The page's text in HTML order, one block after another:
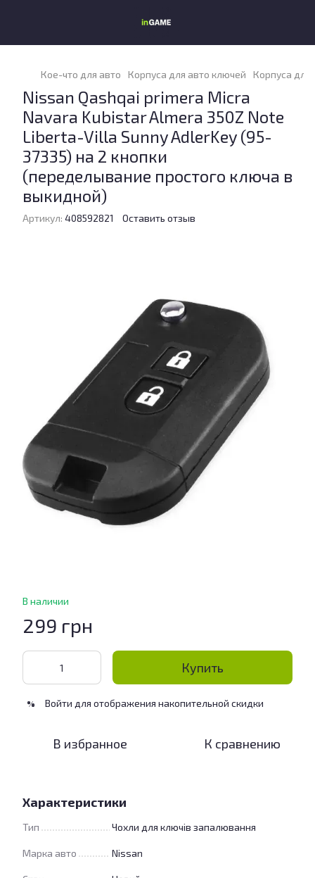
Кое-что для авто Корпуса для авто ключей Корпуса для
Nissan Qashqai primera Micra
Navara Kubistar Almera 350Z Note
Liberta-Villa Sunny AdlerKey (95-
37335) на 2 кнопки
(переделывание простого ключа в
выкидной)
Артикул: 408592821 Оставить отзыв
В наличии
299 грн
Купить
% Войти для отображения накопительной скидки
В избранное К сравнению
Характеристики
Тип Чохли для ключів запалювання
Марка авто Nissan